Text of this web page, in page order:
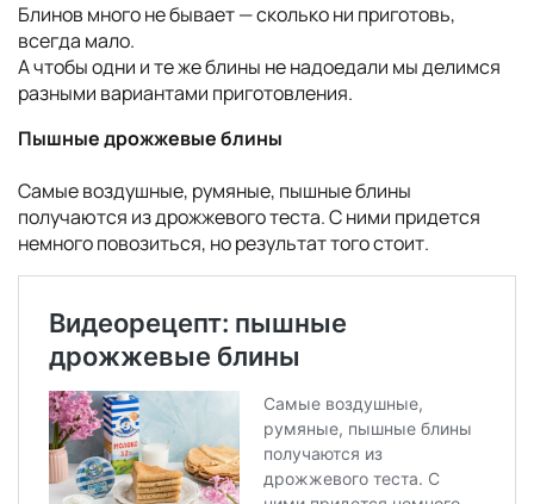
Блинов много не бывает — сколько ни приготовь,
всегда мало.
А чтобы одни и те же блины не надоедали мы делимся
разными вариантами приготовления.
Пышные дрожжевые блины
Самые воздушные, румяные, пышные блины
получаются из дрожжевого теста. С ними придется
немного повозиться, но результат того стоит.